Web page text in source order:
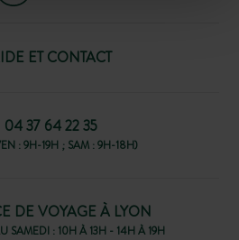
ET CONTACT
04 37 64 22 35
: 9H-19H ; SAM : 9H-18H)
DE VOYAGE À LYON
SAMEDI : 10H À 13H - 14H À 19H